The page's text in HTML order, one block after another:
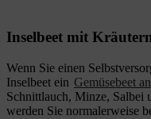
Inselbeet mit
Wenn Sie einen
Inselbeet ein Gemüsebeet
Schnittlauch, Minze, Salbei
werden Sie normalerweise